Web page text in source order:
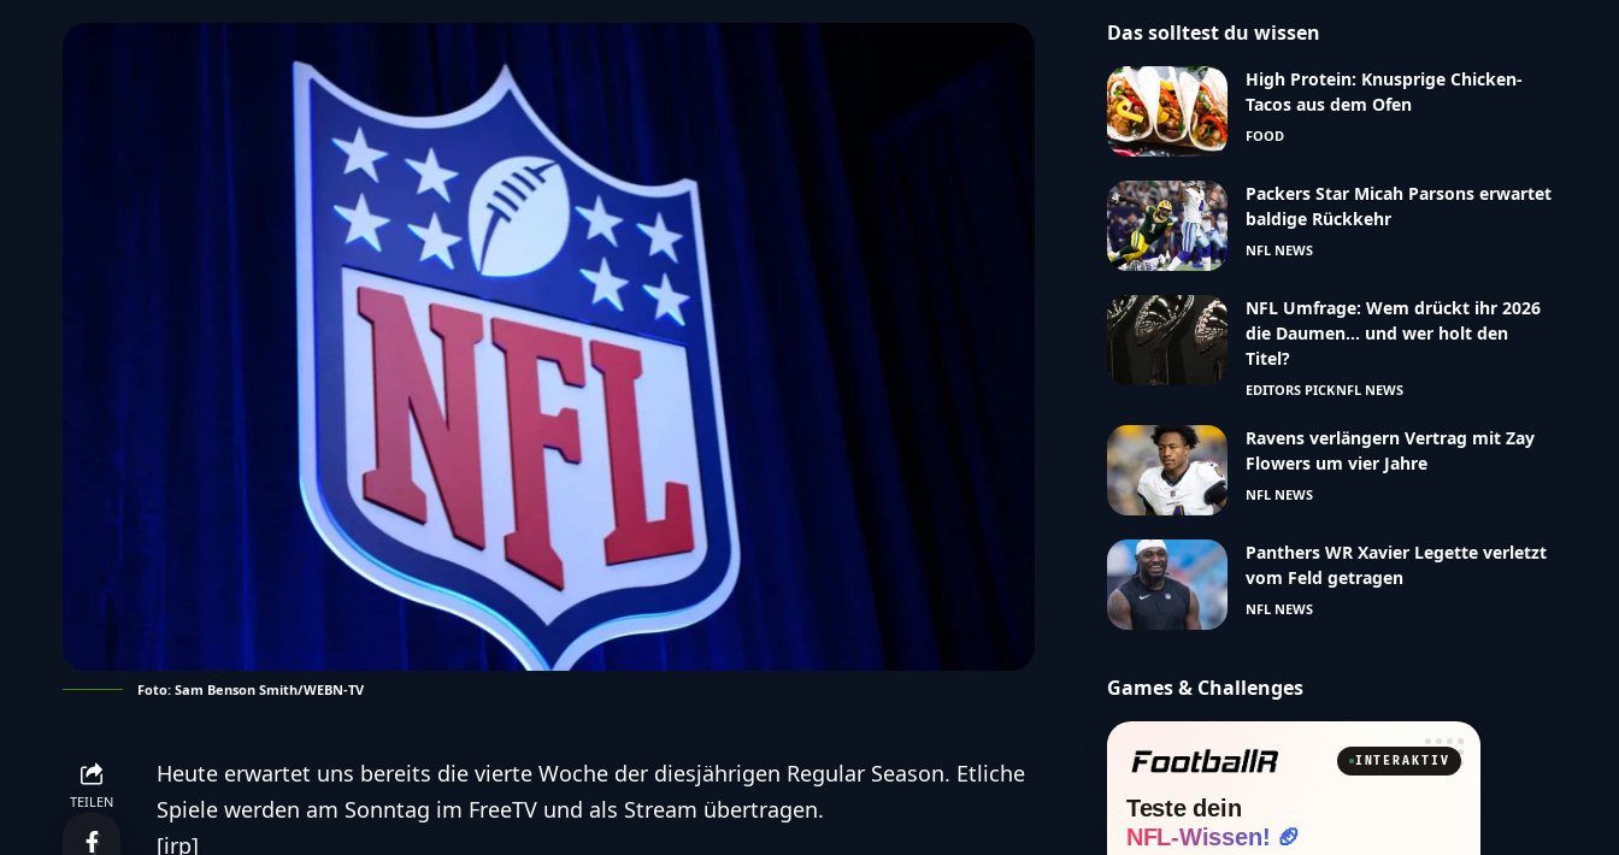
Foto: Sam Benson Smith/WEBN-TV
TEILEN
Heute erwartet uns bereits die vierte Woche der diesjährigen Regular Season. Etliche
Spiele werden am Sonntag im FreeTV und als Stream übertragen.
[irp]
Das solltest du wissen
High Protein: Knusprige Chicken-
Tacos aus dem Ofen
FOOD
Packers Star Micah Parsons erwartet
baldige Rückkehr
NFL NEWS
NFL Umfrage: Wem drückt ihr 2026
die Daumen… und wer holt den
Titel?
EDITORS PICKNFL NEWS
Ravens verlängern Vertrag mit Zay
Flowers um vier Jahre
NFL NEWS
Panthers WR Xavier Legette verletzt
vom Feld getragen
NFL NEWS
Games & Challenges
INTERAKTIV
Teste dein
NFL-Wissen! 🏈